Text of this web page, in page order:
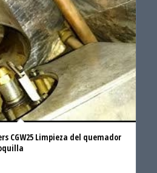
CGW25 Limpieza del quemador